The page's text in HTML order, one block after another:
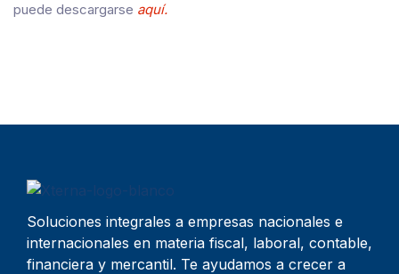
puede descargarse aquí.
Soluciones integrales a empresas nacionales e
internacionales en materia fiscal, laboral, contable,
financiera y mercantil. Te ayudamos a crecer a